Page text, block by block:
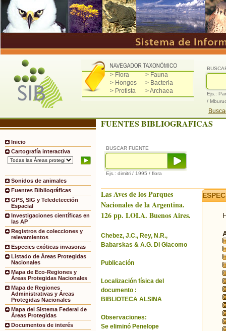
> Flora
> Fauna
> Hongos
> Bacteria
> Protista
> Archaea
Ejs.:
/
Inicio
Cartografía interactiva
Sonidos de animales
Fuentes Bibliográficas
GPS, SIG y Teledetección
Espacial
Investigaciones científicas en
las AP
Registros de colecciones y
relevamientos
Especies exóticas invasoras
Listado de Áreas Protegidas
Nacionales
Mapa de Eco-Regiones y
Áreas Protegidas Nacionales
Mapa de Regiones
Administrativas y Áreas
Protegidas Nacionales
Mapa del Sistema Federal de
Áreas Protegidas
Documentos de interés
FUENTES BIBLIOGRAFICAS
BUSCAR FUENTE
Ejs.: dimitri / 1995 / flora
Las Aves de los Parques
Nacionales de la Argentina.
126 pp. LOLA. Buenos Aires.
Chebez, J.C., Rey, N.R.,
Babarskas & A.G. Di Giacomo
Publicación
Localización física del
documento :
BIBLIOTECA ALSINA
Observaciones:
Se eliminó Penelope